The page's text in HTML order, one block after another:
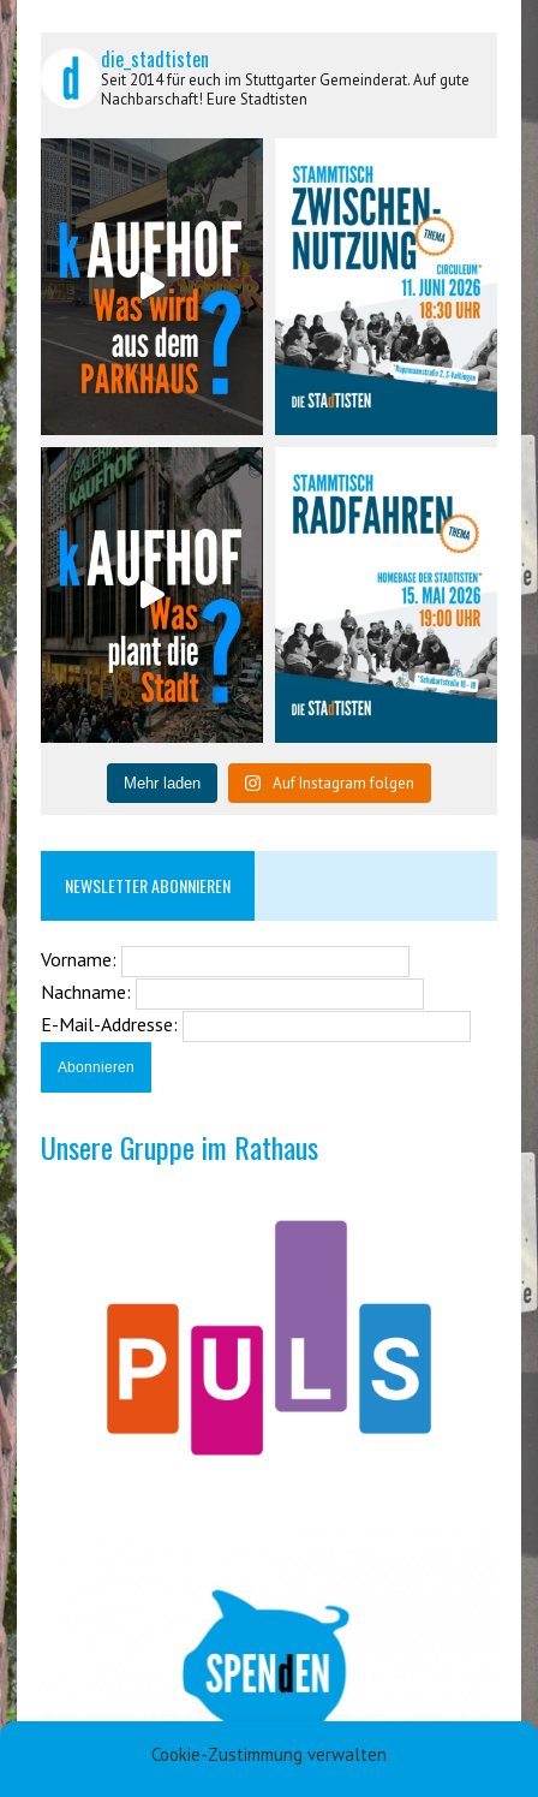
Cookie-Zustimmung verwalten
die_stadtisten
Seit 2014 für euch im Stuttgarter Gemeinderat. Auf gute
Nachbarschaft! Eure Stadtisten
Mehr laden Auf Instagram folgen
NEWSLETTER ABONNIEREN
Vorname:
Nachname:
E-Mail-Addresse:
Unsere Gruppe im Rathaus